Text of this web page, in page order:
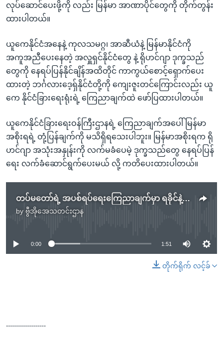
လုပ်ဆောင်ပေးဖို့ကို လည်း မြန်မာ အာဏာပိုင်တွေကို တိုက်တွန်း
ထားပါတယ်။
ယူကေနိုင်ငံအနေနဲ့ ကုလသမဂ္ဂ၊ အာဆီယံနဲ့ မြန်မာနိုင်ငံကို
အကူအညီပေးနေတဲ့ အလှူရှင်နိုင်ငံတွေ နဲ့ ရိုဟင်ဂျာ ဒုက္ခသည်
တွေကို နေရပ်ပြန်နိုင်ချိန်အထိတိုင် ကာကွယ်စောင့်ရှောက်ပေး
ထားတဲ့ ဘင်္ဂလားဒေ့ရှ်နိုင်ငံတို့ကို ကျေးဇူးတင်ကြောင်းလည်း ယူ
ကေ နိုင်ငံခြားရေးရုံးရဲ့ ကြေညာချက်ထဲ ဖော်ပြထားပါတယ်။
ယူကေနိုင်ငံခြားရေးဝန်ကြီးဌာနရဲ့ ကြေညာချက်အပေါ် မြန်မာ
အစိုးရရဲ့ တုံ့ပြန်ချက်ကို မသိရှိရသေးပါဘူး။ မြန်မာအစိုးရက ရို
ဟင်ဂျာ အသုံးအနှုန်းကို လက်မခံပေမဲ့ ဒုက္ခသည်တွေ နေရပ်ပြန်
ရေး လက်ခံဆောင်ရွက်ပေးမယ် လို့ ကတိပေးထားပါတယ်။
တပ်မတော်ရဲ့ အပစ်ရပ်ရေးကြေညာချက်မှာ ရခိုင်နဲ့ ချင်းပြည်နယ်တွေပါ ထည့်သွင်းဖို့ ဗြိတိန်တိုက်တွန်း
by ဗွီအိုအေသတင်းဌာန
No media source currently available
0:00 1:51
တိုက်ရိုက် လင့်ခ်
....................